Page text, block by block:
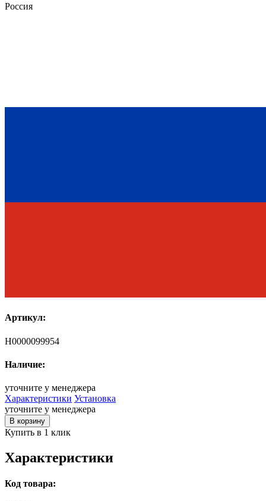
Россия
Артикул:
Н0000099954
Наличие:
уточните у менеджера
Характеристики Установка
уточните у менеджера
В корзину
Купить в 1 клик
Характеристики
Код товара: